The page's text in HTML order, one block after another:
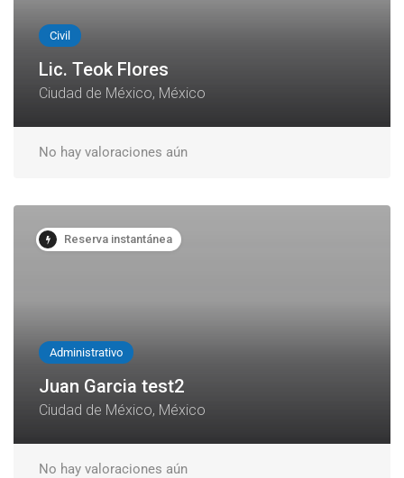
Civil
Lic. Teok Flores
Ciudad de México, México
No hay valoraciones aún
Reserva instantánea
Administrativo
Juan Garcia test2
Ciudad de México, México
No hay valoraciones aún